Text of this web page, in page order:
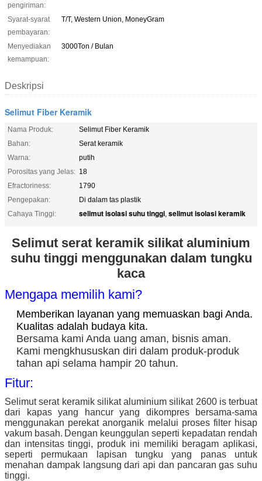
pengiriman:
Syarat-syarat
pembayaran:
T/T, Western Union, MoneyGram
Menyediakan
kemampuan:
3000Ton / Bulan
Deskripsi
Selimut Fiber Keramik
Nama Produk:
Selimut Fiber Keramik
Bahan:
Serat keramik
Warna:
putih
Porositas yang Jelas: 18
Efractoriness:
1790
Pengepakan:
Di dalam tas plastik
Cahaya Tinggi:
selimut isolasi suhu tinggi, selimut isolasi keramik
Selimut serat keramik silikat aluminium
suhu tinggi menggunakan dalam tungku
kaca
Mengapa memilih kami?
Memberikan layanan yang memuaskan bagi Anda.
Kualitas adalah budaya kita.
Bersama kami Anda uang aman, bisnis aman.
Kami mengkhususkan diri dalam produk-produk
tahan api selama hampir 20 tahun.
Fitur:
Selimut serat keramik silikat aluminium silikat 2600 is terbuat
dari kapas yang hancur yang dikompres bersama-sama
menggunakan perekat anorganik melalui proses filter hisap
vakum basah. Dengan keunggulan seperti kepadatan rendah
dan intensitas tinggi, produk ini memiliki beragam aplikasi,
seperti permukaan lapisan tungku yang panas untuk
menahan dampak langsung dari api dan pancaran gas suhu
tinggi.